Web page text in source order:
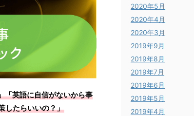
「英語に自信がないから事
したらいいの？」
2020年5月
2020年4月
2020年3月
2019年9月
2019年8月
2019年7月
2019年6月
2019年5月
2019年4月